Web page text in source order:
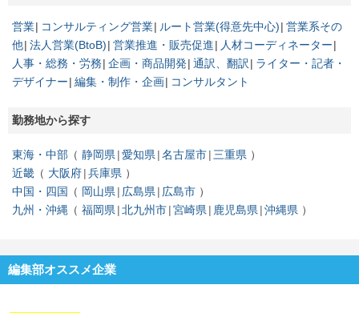
営業 コンサルティング営業 ルート営業(得意先中心) 営業系その
他 法人営業(BtoB) 営業推進・販売促進
人材コーディネーター
人事・総務・労務 企画・商品開発 通訳、翻訳
ライター・記者・
デザイナー 編集・制作・企画 コンサルタント
勤務地から探す
東海・中部 静岡県 愛知県 名古屋市 三重県
近畿
大阪府 兵庫県
中国・四国
岡山県 広島県 広島市
九州・沖縄
福岡県 北九州市 宮崎県 鹿児島県 沖縄県
編集部オススメ企業